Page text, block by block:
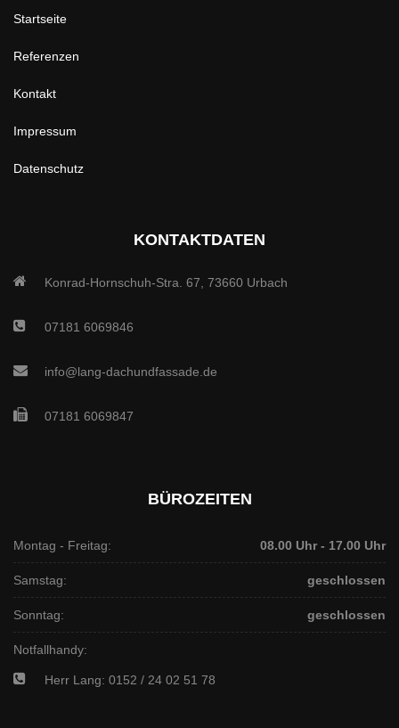
Startseite
Referenzen
Kontakt
Impressum
Datenschutz
KONTAKTDATEN
Konrad-Hornschuh-Stra. 67, 73660 Urbach
07181 6069846
info@lang-dachundfassade.de
07181 6069847
BÜROZEITEN
Montag - Freitag: 08.00 Uhr - 17.00 Uhr
Samstag: geschlossen
Sonntag: geschlossen
Notfallhandy:
Herr Lang: 0152 / 24 02 51 78